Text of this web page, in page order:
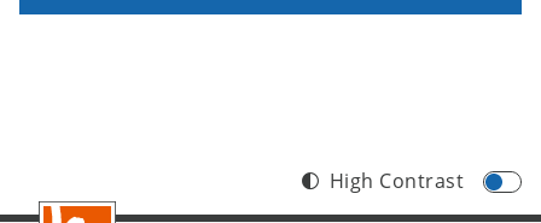
Footer
High Contrast